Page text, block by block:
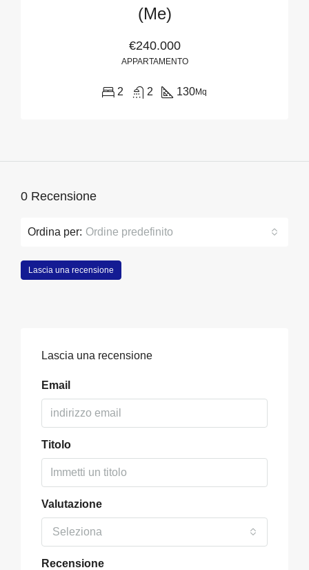
(Me)
€240.000
APPARTAMENTO
2 2 130Mq
0 Recensione
Ordina per: Ordine predefinito
Lascia una recensione
Lascia una recensione
Email
Titolo
Valutazione
Seleziona
Recensione